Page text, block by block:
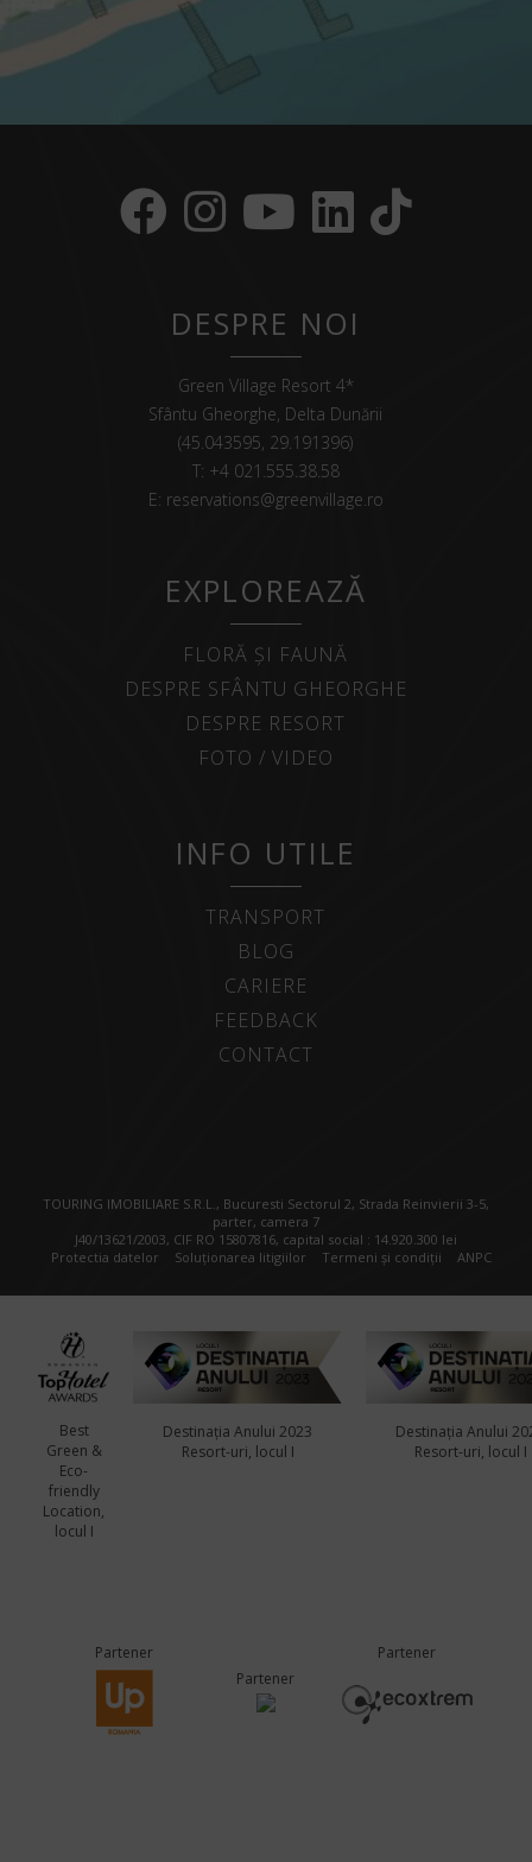
DESPRE NOI
Green Village Resort 4*
Sfântu Gheorghe, Delta Dunării
(45.043595, 29.191396)
T: +4 021.555.38.58
E: reservations@greenvillage.ro
EXPLOREAZĂ
FLORĂ ȘI FAUNĂ
DESPRE SFÂNTU GHEORGHE
DESPRE RESORT
FOTO / VIDEO
INFO UTILE
TRANSPORT
BLOG
CARIERE
FEEDBACK
CONTACT
TOURING IMOBILIARE S.R.L., Bucuresti Sectorul 2, Strada Reinvierii 3-5,
parter, camera 7
J40/13621/2003, CIF RO 15807816, capital social : 14.920.300 lei
Protectia datelor
Soluționarea litigiilor Termeni și condiții ANPC
Best
Green &
Eco-
friendly
Location,
locul I
Destinația Anului 2023
Resort-uri, locul I
Destinația Anului
Resort-uri, locul I
Partener
Partener
Partener